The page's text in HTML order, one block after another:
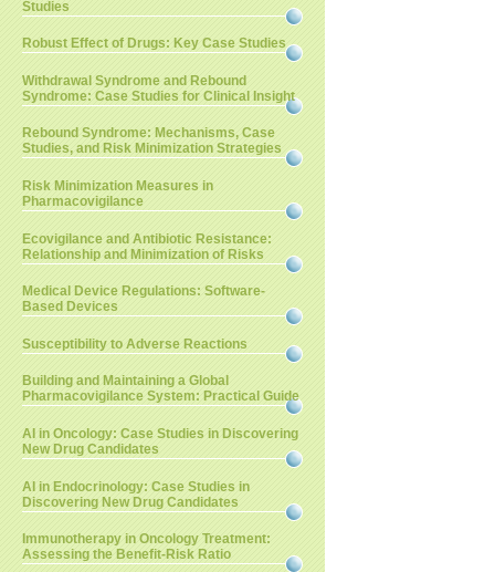
Studies
Robust Effect of Drugs: Key Case Studies
Withdrawal Syndrome and Rebound
Syndrome: Case Studies for Clinical Insight
Rebound Syndrome: Mechanisms, Case
Studies, and Risk Minimization Strategies
Risk Minimization Measures in
Pharmacovigilance
Ecovigilance and Antibiotic Resistance:
Relationship and Minimization of Risks
Medical Device Regulations: Software-
Based Devices
Susceptibility to Adverse Reactions
Building and Maintaining a Global
Pharmacovigilance System: Practical Guide
AI in Oncology: Case Studies in Discovering
New Drug Candidates
AI in Endocrinology: Case Studies in
Discovering New Drug Candidates
Immunotherapy in Oncology Treatment:
Assessing the Benefit-Risk Ratio